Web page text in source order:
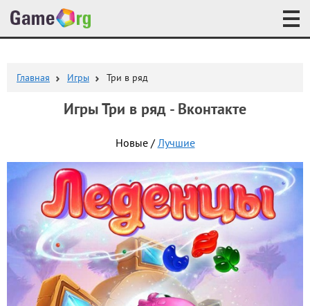
Главная Игры Три в ряд
Игры Три в ряд - Вконтакте
Новые /Лучшие